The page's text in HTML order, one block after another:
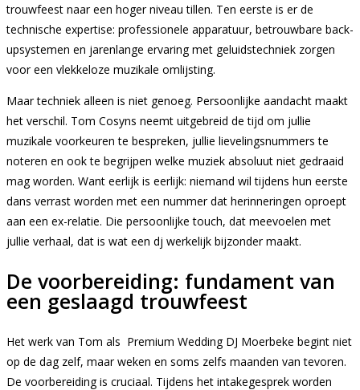
trouwfeest naar een hoger niveau tillen. Ten eerste is er de
technische expertise: professionele apparatuur, betrouwbare back-
upsystemen en jarenlange ervaring met geluidstechniek zorgen
voor een vlekkeloze muzikale omlijsting.
Maar techniek alleen is niet genoeg. Persoonlijke aandacht maakt
het verschil. Tom Cosyns neemt uitgebreid de tijd om jullie
muzikale voorkeuren te bespreken, jullie lievelingsnummers te
noteren en ook te begrijpen welke muziek absoluut niet gedraaid
mag worden. Want eerlijk is eerlijk: niemand wil tijdens hun eerste
dans verrast worden met een nummer dat herinneringen oproept
aan een ex-relatie. Die persoonlijke touch, dat meevoelen met
jullie verhaal, dat is wat een dj werkelijk bijzonder maakt.
De voorbereiding: fundament van
een geslaagd trouwfeest
Het werk van Tom als Premium Wedding DJ Moerbeke begint niet
op de dag zelf, maar weken en soms zelfs maanden van tevoren.
De voorbereiding is cruciaal. Tijdens het intakegesprek worden